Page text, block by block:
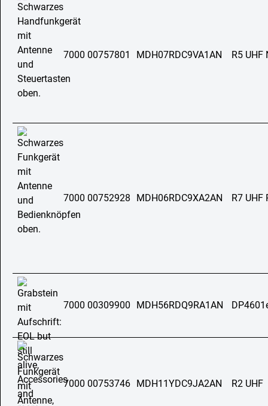
7000 00757801 MDH07RDC9VA1AN R5 UHF
7000 00752928 MDH06RDC9XA2AN R7 UHF
7000 00309900 MDH56RDQ9RA1AN
7000 00753746 MDH11YDC9JA2AN R2 UHF